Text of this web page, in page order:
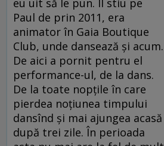
Paul de prin 2011, era
animator în Gaia Boutique
Club, unde dansează și acum.
De aici a pornit pentru el
performance-ul, de la dans.
De la toate nopțile în care
pierdea noțiunea timpului
dansînd și mai ajungea acasă
după trei zile. În perioada